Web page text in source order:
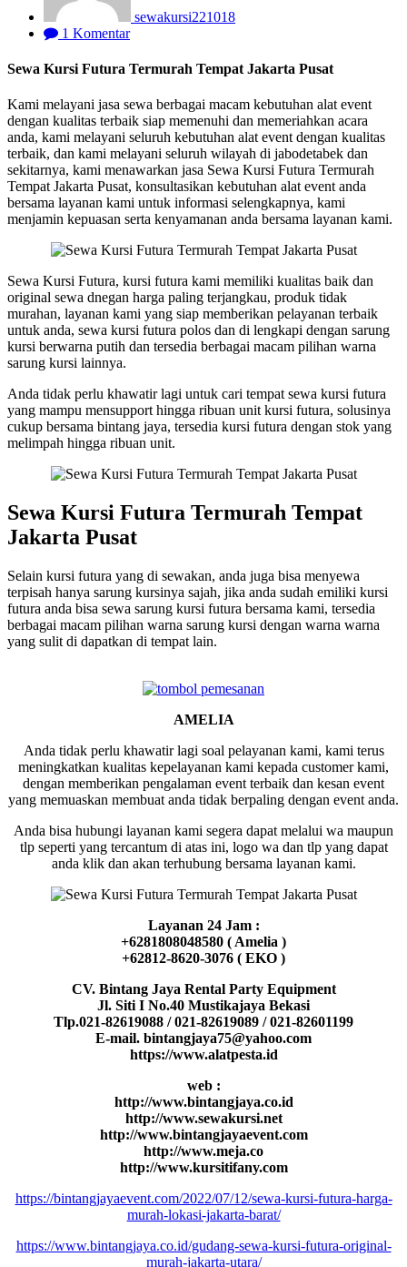
sewakursi221018
1 Komentar
Sewa Kursi Futura Termurah Tempat Jakarta Pusat
Kami melayani jasa sewa berbagai macam kebutuhan alat event
dengan kualitas terbaik siap memenuhi dan memeriahkan acara
anda, kami melayani seluruh kebutuhan alat event dengan kualitas
terbaik, dan kami melayani seluruh wilayah di jabodetabek dan
sekitarnya, kami menawarkan jasa Sewa Kursi Futura Termurah
Tempat Jakarta Pusat, konsultasikan kebutuhan alat event anda
bersama layanan kami untuk informasi selengkapnya, kami
menjamin kepuasan serta kenyamanan anda bersama layanan kami.
Sewa Kursi Futura, kursi futura kami memiliki kualitas baik dan
original sewa dnegan harga paling terjangkau, produk tidak
murahan, layanan kami yang siap memberikan pelayanan terbaik
untuk anda, sewa kursi futura polos dan di lengkapi dengan sarung
kursi berwarna putih dan tersedia berbagai macam pilihan warna
sarung kursi lainnya.
Anda tidak perlu khawatir lagi untuk cari tempat sewa kursi futura
yang mampu mensupport hingga ribuan unit kursi futura, solusinya
cukup bersama bintang jaya, tersedia kursi futura dengan stok yang
melimpah hingga ribuan unit.
Sewa Kursi Futura Termurah Tempat
Jakarta Pusat
Selain kursi futura yang di sewakan, anda juga bisa menyewa
terpisah hanya sarung kursinya sajah, jika anda sudah emiliki kursi
futura anda bisa sewa sarung kursi futura bersama kami, tersedia
berbagai macam pilihan warna sarung kursi dengan warna warna
yang sulit di dapatkan di tempat lain.
AMELIA
Anda tidak perlu khawatir lagi soal pelayanan kami, kami terus
meningkatkan kualitas kepelayanan kami kepada customer kami,
dengan memberikan pengalaman event terbaik dan kesan event
yang memuaskan membuat anda tidak berpaling dengan event anda.
Anda bisa hubungi layanan kami segera dapat melalui wa maupun
tlp seperti yang tercantum di atas ini, logo wa dan tlp yang dapat
anda klik dan akan terhubung bersama layanan kami.
Layanan 24 Jam :
+6281808048580 ( Amelia )
+62812-8620-3076 ( EKO )
CV. Bintang Jaya Rental Party Equipment
Jl. Siti I No.40 Mustikajaya Bekasi
Tlp.021-82619088 / 021-82619089 / 021-82601199
E-mail. bintangjaya75@yahoo.com
https://www.alatpesta.id
web :
http://www.bintangjaya.co.id
http://www.sewakursi.net
http://www.bintangjayaevent.com
http://www.meja.co
http://www.kursitifany.com
https://bintangjayaevent.com/2022/07/12/sewa-kursi-futura-harga-
murah-lokasi-jakarta-barat/
https://www.bintangjaya.co.id/gudang-sewa-kursi-futura-original-
murah-jakarta-utara/